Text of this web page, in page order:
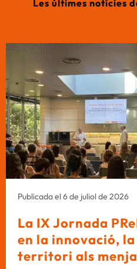
Les últimes notícies
Publicada el 6 de juliol de 2026
La IX Jornada
en la innovació,
territori als